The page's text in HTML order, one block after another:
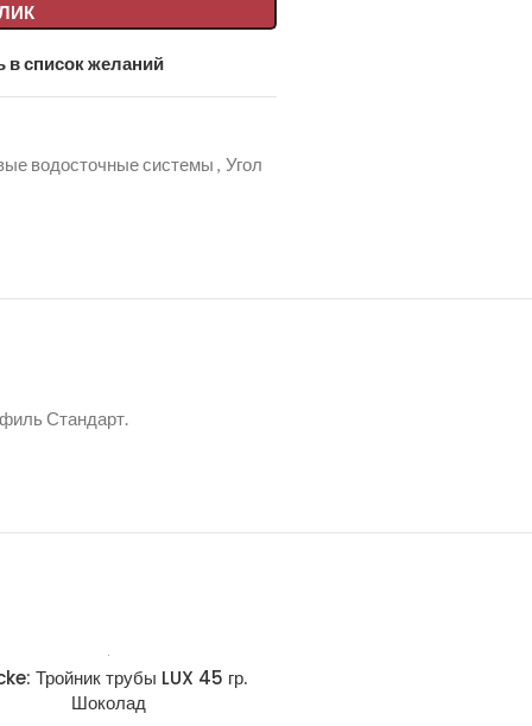
в список желаний
водосточные системы , Угол
Стандарт.
Тройник трубы LUX 45 гр.
Шоколад